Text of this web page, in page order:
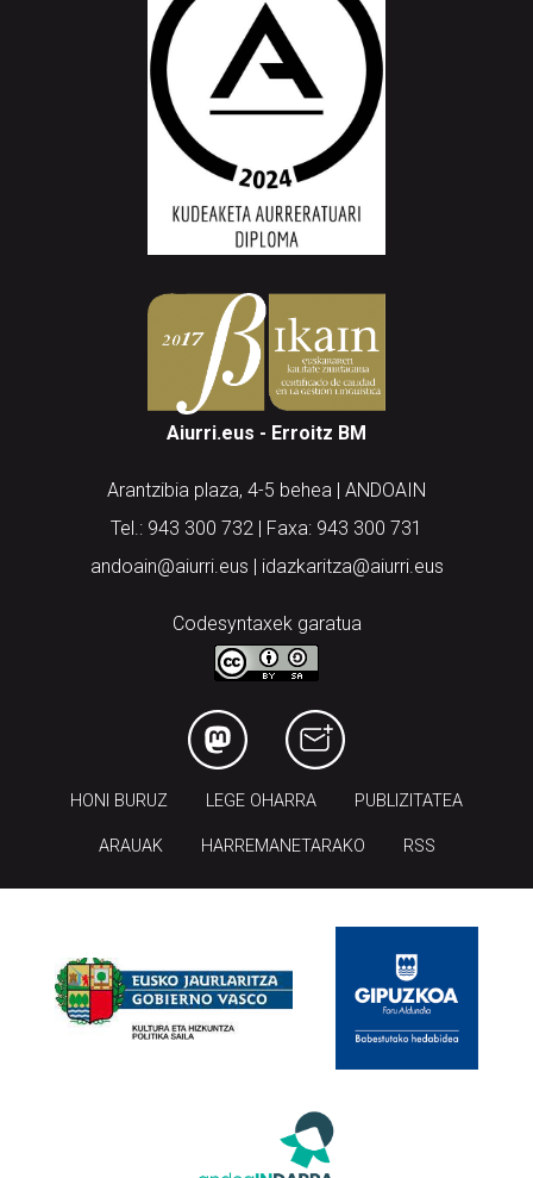
Aiurri.eus - Erroitz BM
Arantzibia plaza, 4-5 behea | ANDOAIN
Tel.: 943 300 732 | Faxa: 943 300 731
andoain@aiurri.eus | idazkaritza@aiurri.eus
Codesyntaxek garatua
HONI BURUZ LEGE OHARRA PUBLIZITATEA
ARAUAK HARREMANETARAKO RSS